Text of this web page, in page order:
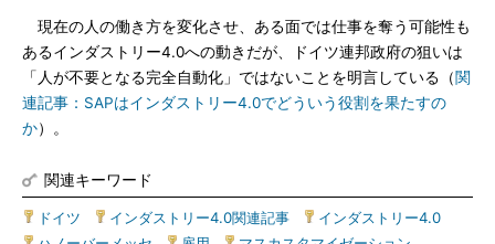
現在の人の働き方を変化させ、ある面では仕事を奪う可能性も
あるインダストリー4.0への動きだが、ドイツ連邦政府の狙いは
「人が不要となる完全自動化」ではないことを明言している（関
連記事：SAPはインダストリー4.0でどういう役割を果たすの
か）。
関連キーワード
ドイツ インダストリー4.0関連記事 インダストリー4.0